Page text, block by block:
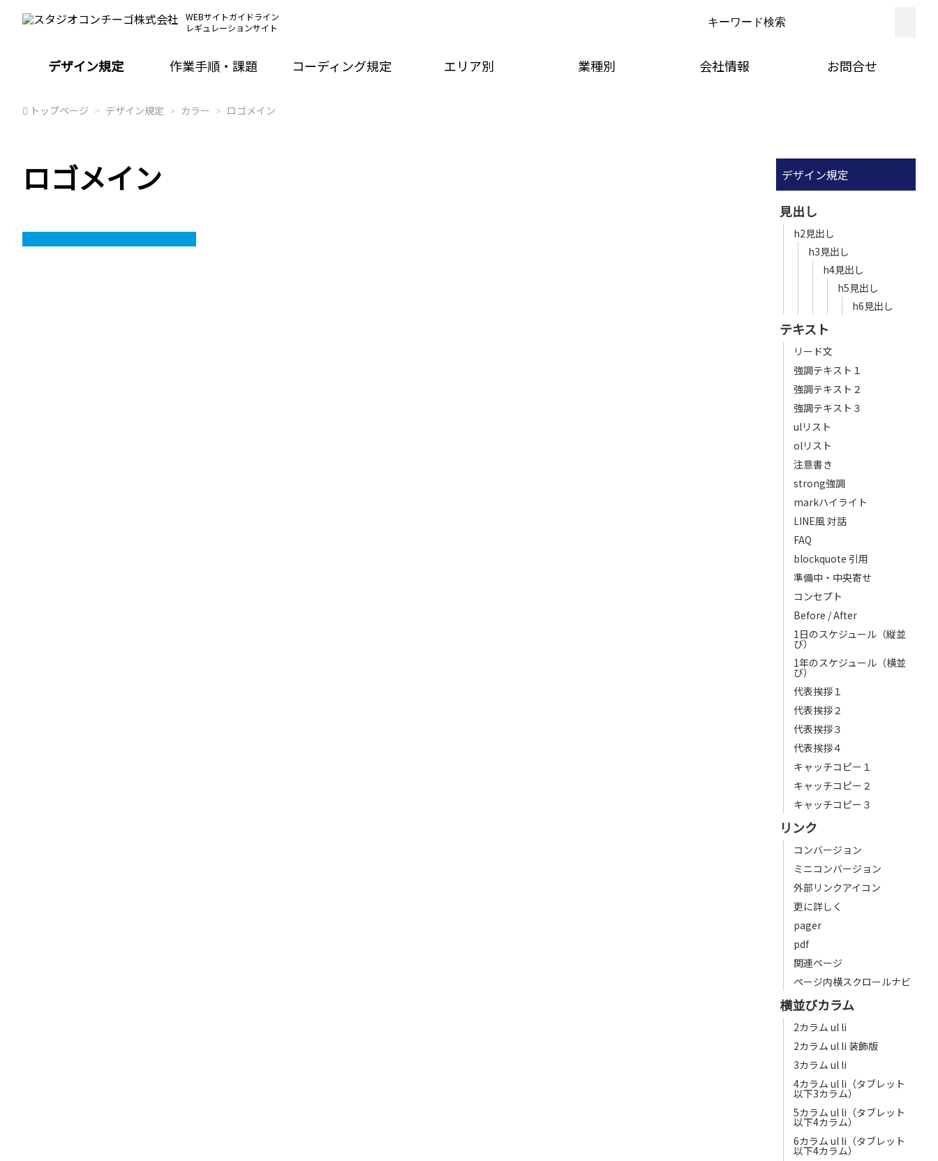
WEBサイトガイドライン
レギュレーションサイト
デザイン規定 作業手順・課題 コーディング規定 エリア別 業種別 会社情報 お問合せ
トップページ デザイン規定 カラー ロゴメイン
ロゴメイン デザイン規定
見出し
h2見出し
h3見出し
h4見出し
h5見出し
h6見出し
テキスト
リード文
強調テキスト１
強調テキスト２
強調テキスト３
ulリスト
olリスト
注意書き
strong強調
markハイライト
LINE風 対話
FAQ
blockquote 引用
準備中・中央寄せ
コンセプト
Before / After
1日のスケジュール（縦並
び）
1年のスケジュール（横並
び）
代表挨拶１
代表挨拶２
代表挨拶３
代表挨拶４
キャッチコピー１
キャッチコピー２
キャッチコピー３
リンク
コンバージョン
ミニコンバージョン
外部リンクアイコン
更に詳しく
pager
pdf
関連ページ
ページ内横スクロールナビ
横並びカラム
2カラム ul li
2カラム ul li 装飾版
3カラム ul li
4カラム ul li（タブレット
以下3カラム）
5カラム ul li（タブレット
以下4カラム）
6カラム ul li（タブレット
以下4カラム）